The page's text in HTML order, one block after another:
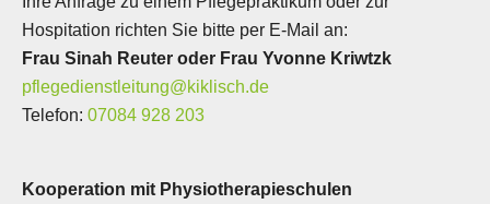
Hospitation richten Sie bitte per E-Mail an:
Frau Sinah Reuter oder Frau Yvonne Kriwtzk
pflegedienstleitung@kiklisch.de
Telefon: 07084 928 203
Kooperation mit Physiotherapieschulen